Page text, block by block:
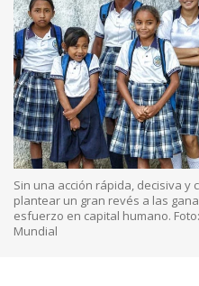
Sin una acción rápida, decisiva y
plantear un gran revés a las
esfuerzo en capital humano.
Mundial